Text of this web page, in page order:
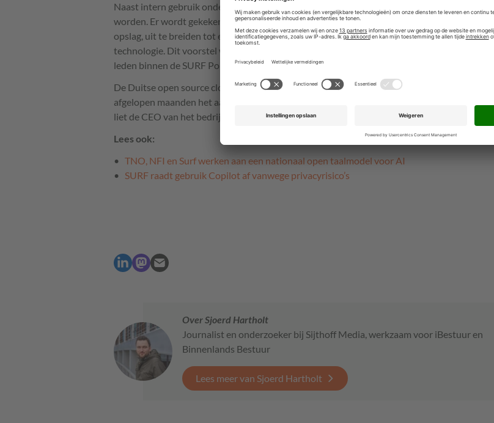
Naast intern gebruik onderzoekt SURF ook of Nextcloud-coöperatiebreed ingezet kan
worden. Er wordt gekeken naar de mogelijkheid om SURFdrive, de huidige dienst voor veilige
opslag, uit te breiden tot een volwaardig samenwerkingsplatform gebaseerd op Nextcloud-
technologie. Dit voorstel wordt voor de zomer besproken met een vertegenwoordiging van
leden binnen de SURF Portfolio Adviescommissie.
De Duitse open source cloudaanbieder gaf eerder tegenover iBestuur aan dat het de
afgelopen maanden het aantal aanvragen van potentiële klanten spectaculair ziet stijgen, zo
liet de CEO van het bedrijf Frank Karlitschek weten.
Lees ook:
TNO, NFI en Surf werken aan een nationaal open taalmodel voor AI
SURF raadt gebruik Copilot af vanwege privacyrisico’s
Over Sjoerd Hartholt
Journalist en onderzoeker bij Sijthoff Media, werkzaam voor iBestuur en
Binnenlands Bestuur
Lees meer van Sjoerd Hartholt